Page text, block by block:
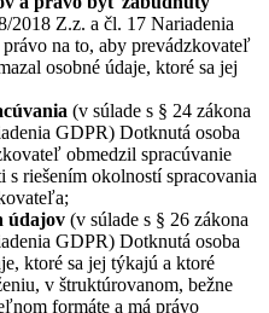
2018 Z.z. a čl. 17 Nariadenia
na to, aby prevádzkovateľ
osobné údaje, ktoré sa jej
(v súlade s § 24 zákona
GDPR) Dotknutá osoba
obmedzil spracúvanie
riešením okolností spracovania
údajov (v súlade s § 26 zákona
GDPR) Dotknutá osoba
ktoré sa jej týkajú a ktoré
v štruktúrovanom, bežne
formáte a má právo